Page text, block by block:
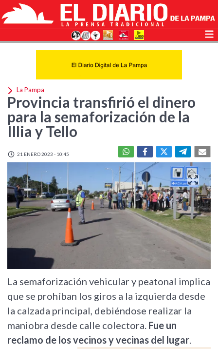
La Pampa
Provincia transfirió el dinero
para la semaforización de la
Illia y Tello
21 ENERO 2023 - 10:45
La semaforización vehicular y peatonal implica
que se prohíban los giros a la izquierda desde
la calzada principal, debiéndose realizar la
maniobra desde calle colectora. Fue un
reclamo de los vecinos y vecinas del lugar.